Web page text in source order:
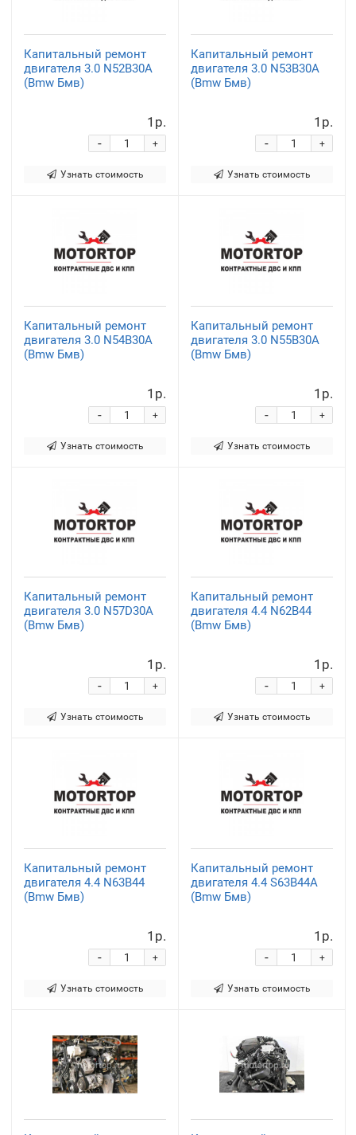
Капитальный ремонт
двигателя 3.0 N52B30A
(Bmw Бмв)
1р.
+
-
Узнать стоимость
Капитальный ремонт
двигателя 3.0 N53B30A
(Bmw Бмв)
1р.
+
-
Узнать стоимость
Капитальный ремонт
двигателя 3.0 N54B30A
(Bmw Бмв)
1р.
+
-
Узнать стоимость
Капитальный ремонт
двигателя 3.0 N55B30A
(Bmw Бмв)
1р.
+
-
Узнать стоимость
Капитальный ремонт
двигателя 3.0 N57D30A
(Bmw Бмв)
1р.
+
-
Узнать стоимость
Капитальный ремонт
двигателя 4.4 N62B44
(Bmw Бмв)
1р.
+
-
Узнать стоимость
Капитальный ремонт
двигателя 4.4 N63B44
(Bmw Бмв)
1р.
+
-
Узнать стоимость
Капитальный ремонт
двигателя 4.4 S63B44A
(Bmw Бмв)
1р.
+
-
Узнать стоимость